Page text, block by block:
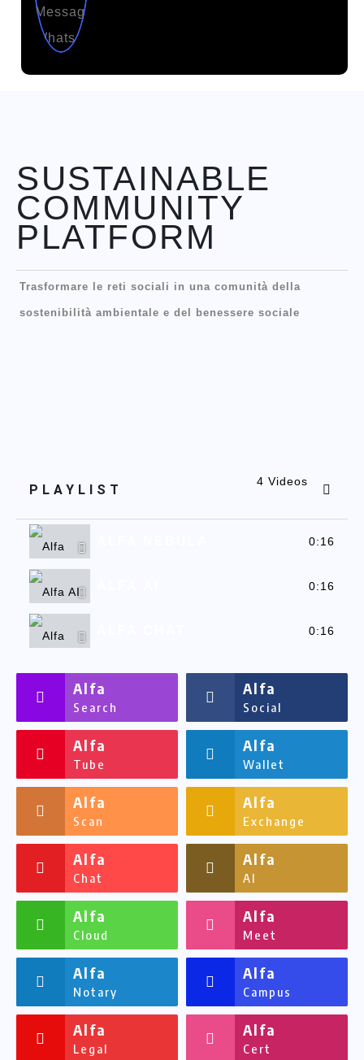
SUSTAINABLE
COMMUNITY
PLATFORM
Trasformare le reti sociali in una comunità della
sostenibilità ambientale e del benessere sociale
PLAYLIST
4 Videos
0:16
0:16
0:16
ALFASSA 0:16
Alfa
Search
Alfa
Social
Alfa
Tube
Alfa
Wallet
Alfa
Scan
Alfa
Exchange
Alfa
Chat
Alfa
AI
Alfa
Cloud
Alfa
Meet
Alfa
Notary
Alfa
Campus
Alfa
Legal
Alfa
Cert